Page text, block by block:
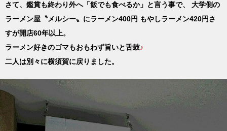
さて、鑑賞も終わり外へ「飯でも食べるか」と言う事で、
大学側の
ラーメン屋〝メルシー〟にラーメン400円 もやしラーメン420円さ
すが開店60年以上。
ラーメン好きのゴマもおもわず旨いと舌鼓♪
二人は別々に横須賀に戻りました。